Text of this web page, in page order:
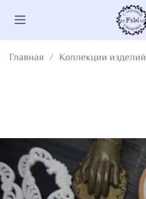
Главная Коллекции изделий